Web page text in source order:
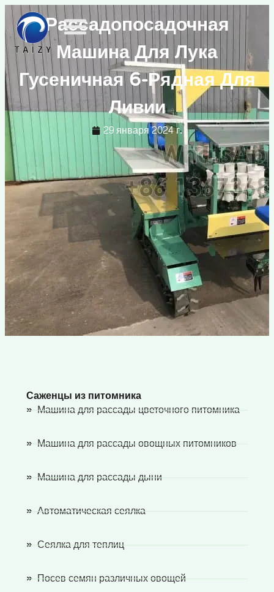
Рассадопосадочная
Машина Для Лука
Гусеничная 6-Рядная Для
Ливии
29 января 2024 г.
Саженцы из питомника
Машина для рассады цветочного питомника
Машина для рассады овощных питомников
Машина для рассады дыни
Автоматическая сеялка
Сеялка для теплиц
Посев семян различных овощей